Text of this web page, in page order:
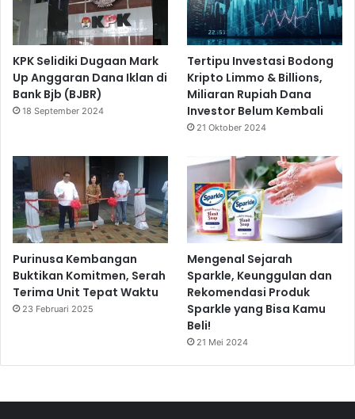
KPK Selidiki Dugaan Mark
Up Anggaran Dana Iklan di
Bank Bjb (BJBR)
18 September 2024
Tertipu Investasi Bodong
Kripto Limmo & Billions,
Miliaran Rupiah Dana
Investor Belum Kembali
21 Oktober 2024
Purinusa Kembangan
Buktikan Komitmen, Serah
Terima Unit Tepat Waktu
23 Februari 2025
Mengenal Sejarah
Sparkle, Keunggulan dan
Rekomendasi Produk
Sparkle yang Bisa Kamu
Beli!
21 Mei 2024